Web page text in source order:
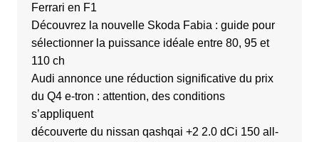
Ferrari en F1
Découvrez la nouvelle Skoda Fabia : guide pour
sélectionner la puissance idéale entre 80, 95 et
110 ch
Audi annonce une réduction significative du prix
du Q4 e-tron : attention, des conditions
s’appliquent
découverte du nissan qashqai +2 2.0 dCi 150 all-